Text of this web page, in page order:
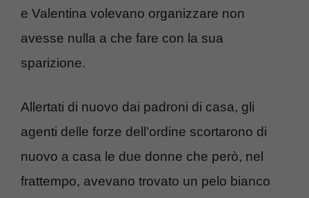
e Valentina volevano organizzare non
avesse nulla a che fare con la sua
sparizione.
Allertati di nuovo dai padroni di casa, gli
agenti delle forze dell’ordine scortarono di
nuovo a casa le due donne che però, nel
frattempo, avevano trovato un pelo bianco